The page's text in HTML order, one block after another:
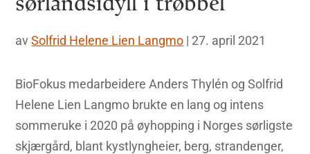
avSolfrid Helene Lien Langmo | 27. april 2021
BioFokus medarbeidere Anders Thylén og Solfrid
Helene Lien Langmo brukte en lang og intens
sommeruke i 2020 på øyhopping i Norges sørligste
skjærgård, blant kystlyngheier, berg, strandenger,